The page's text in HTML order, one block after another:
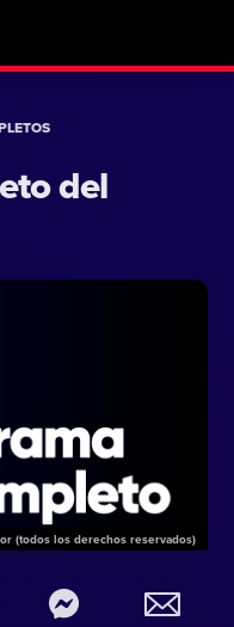
del
(todos los derechos reservados)